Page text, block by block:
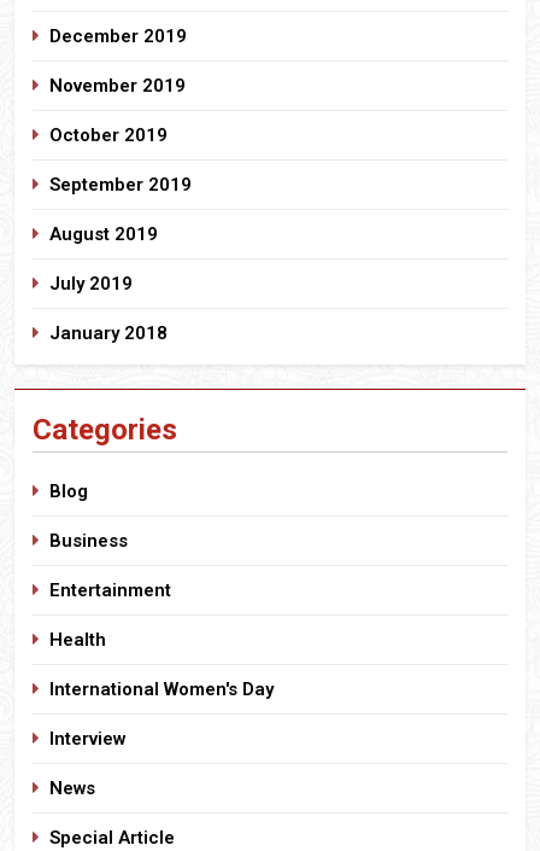
December 2019
November 2019
October 2019
September 2019
August 2019
July 2019
January 2018
Categories
Blog
Business
Entertainment
Health
International Women's Day
Interview
News
Special Article